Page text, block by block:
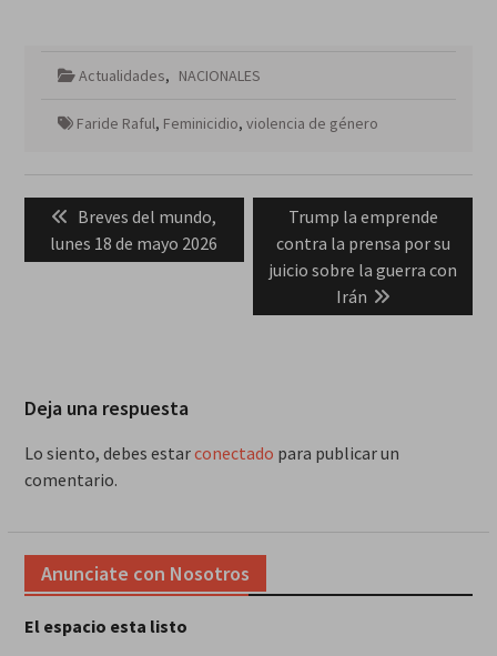
Actualidades, NACIONALES
Faride Raful, Feminicidio, violencia de género
entradas
Previous
post:
Breves del mundo,
lunes 18 de mayo 2026
Next
post:
Trump la emprende
contra la prensa por su
juicio sobre la guerra con
Irán
Deja una respuesta
Lo siento, debes estarconectado para publicar un
comentario.
Anunciate con Nosotros
El espacio esta listo